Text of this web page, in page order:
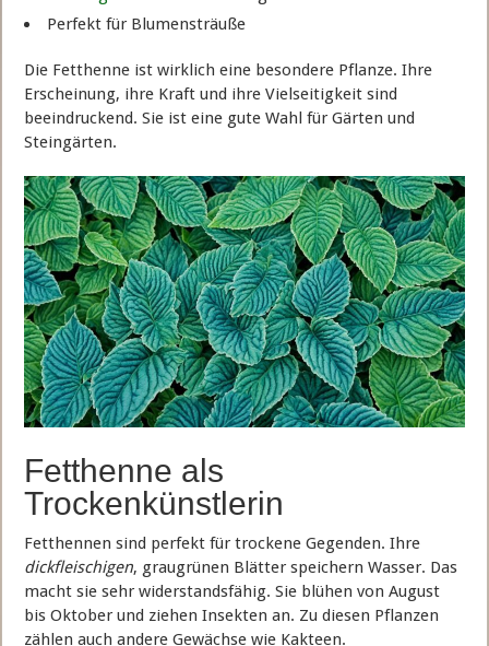
Perfekt für Blumensträuße
Die Fetthenne ist wirklich eine besondere Pflanze. Ihre
Erscheinung, ihre Kraft und ihre Vielseitigkeit sind
beeindruckend. Sie ist eine gute Wahl für Gärten und
Steingärten.
Fetthenne als
Trockenkünstlerin
Fetthennen sind perfekt für trockene Gegenden. Ihre
dickfleischigen, graugrünen Blätter speichern Wasser. Das
macht sie sehr widerstandsfähig. Sie blühen von August
bis Oktober und ziehen Insekten an. Zu diesen Pflanzen
zählen auch andere Gewächse wie Kakteen.